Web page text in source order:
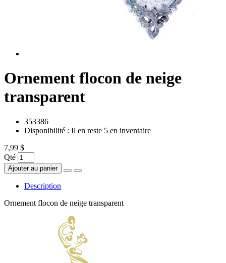
Ornement flocon de neige
transparent
353386
Disponibilité : Il en reste 5 en inventaire
7,99 $
Qté
Ajouter au panier
Description
Ornement flocon de neige transparent